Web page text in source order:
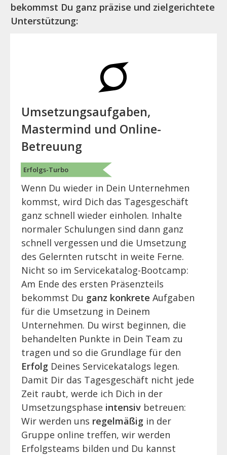
bekommst Du ganz präzise und zielgerichtete
Unterstützung:
Umsetzungsaufgaben,
Mastermind und Online-
Betreuung
Erfolgs-Turbo
Wenn Du wieder in Dein Unternehmen
kommst, wird Dich das Tagesgeschäft
ganz schnell wieder einholen. Inhalte
normaler Schulungen sind dann ganz
schnell vergessen und die Umsetzung
des Gelernten rutscht in weite Ferne.
Nicht so im Servicekatalog-Bootcamp:
Am Ende des ersten Präsenzteils
bekommst Du ganz konkrete Aufgaben
für die Umsetzung in Deinem
Unternehmen. Du wirst beginnen, die
behandelten Punkte in Dein Team zu
tragen und so die Grundlage für den
Erfolg Deines Servicekatalogs legen.
Damit Dir das Tagesgeschäft nicht jede
Zeit raubt, werde ich Dich in der
Umsetzungsphase intensiv betreuen:
Wir werden uns regelmäßig in der
Gruppe online treffen, wir werden
Erfolgsteams bilden und Du kannst